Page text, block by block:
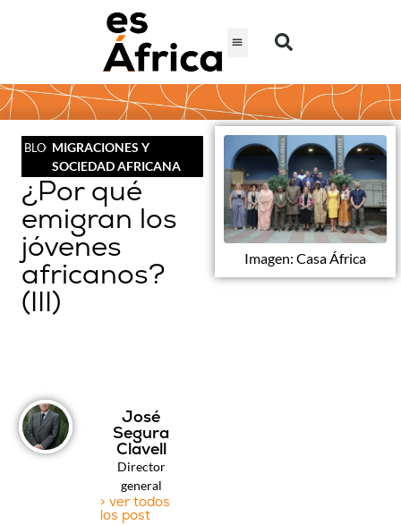
BLOGMIGRACIONES Y
SOCIEDAD AFRICANA
¿Por qué
emigran los
jóvenes
africanos?
(III)
Imagen: Casa África
José
Segura
Clavell
Director
general
> ver todos
los post